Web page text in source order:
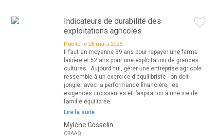
Indicateurs de durabilité des
exploitations agricoles
Publié le 26 mars 2026
Il faut en moyenne 39 ans pour repayer une ferme
laitière et 52 ans pour une exploitation de grandes
cultures Aujourd’hui, gérer une entreprise agricole
ressemble à un exercice d’équilibriste : on doit
jongler avec la performance financière, les
exigences croissantes et l’aspiration à une vie de
famille équilibrée.
Lire la suite
Mylène Gosselin
CRAAQ